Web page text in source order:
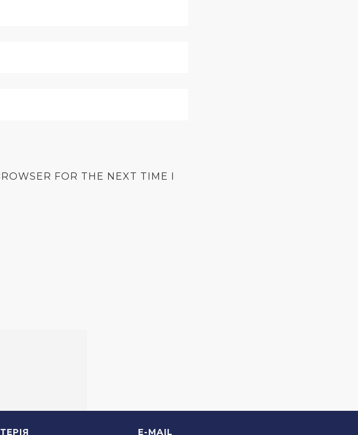
FOR THE NEXT TIME I
E-MAIL